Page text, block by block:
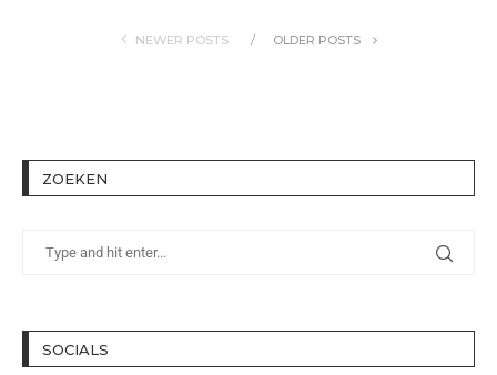
NEWER POSTS OLDER POSTS
ZOEKEN
SOCIALS